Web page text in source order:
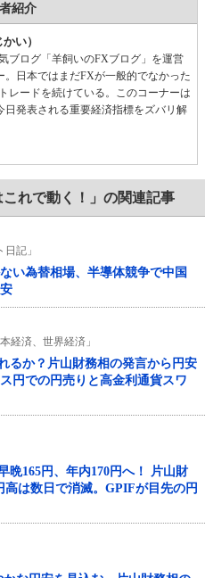
紹介
い）
ブログ「羊飼いのFXブログ」を運営
。日本ではまだFXが一般的でなかった
レードを続けている。このコーナーは
日発表される重要経済指標をズバリ解
れで動く！」の関連記事
記」
い為替相場、半導体競争で中国
経済、世界経済」
るか？片山財務相の発言から円安
円での円売りと高金利通貨スワ
晩165円、年内170円へ！ 片山財
は数日で消滅。GPIFが目先の円